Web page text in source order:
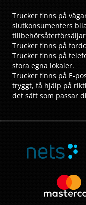
Trucker finns på
slutkonsumenters
Trucker finns på
Trucker finns på
stora egna lokaler.
Trucker finns på E-
tryggt, få hjälp på
det sätt som passar